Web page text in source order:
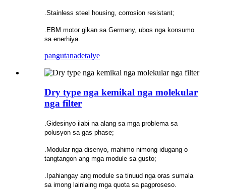
.Stainless steel housing, corrosion resistant;
.EBM motor gikan sa Germany, ubos nga konsumo
sa enerhiya.
pangutanadetalye
Dry type nga kemikal nga molekular
nga filter
.Gidesinyo ilabi na alang sa mga problema sa
polusyon sa gas phase;
.Modular nga disenyo, mahimo nimong idugang o
tangtangon ang mga module sa gusto;
.Ipahiangay ang module sa tinuud nga oras sumala
sa imong lainlaing mga quota sa pagproseso.